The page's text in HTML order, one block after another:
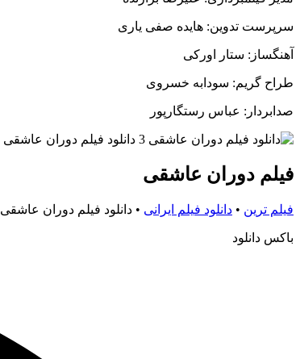
سرپرست تدوین: هایده صفی یاری
آهنگساز: ستار اورکی
طراح گریم: سودابه خسروی
صدابردار: عباس رستگارپور
فیلم دوران عاشقی
فیلم ترین • دانلود فیلم ایرانی • دانلود فیلم دوران عاشقی
باکس دانلود